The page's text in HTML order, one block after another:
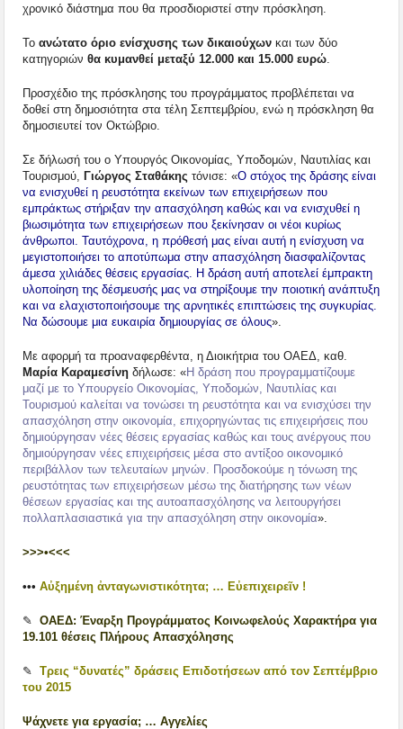
χρονικό διάστημα που θα προσδιοριστεί στην πρόσκληση.
Τοανώτατο όριο ενίσχυσης των δικαιούχων και των δύο
κατηγοριώνθα κυμανθεί μεταξύ 12.000 και 15.000 ευρώ
Προσχέδιο της πρόσκλησης του προγράμματος προβλέπεται να
δοθεί στη δημοσιότητα στα τέλη Σεπτεμβρίου, ενώ η πρόσκληση θα
δημοσιευτεί τον Οκτώβριο.
Σε δήλωσή του ο Υπουργός Οικονομίας, Υποδομών, Ναυτιλίας και
Τουρισμού,
Γιώργος Σταθάκης τόνισε: «Ο στόχος της δράσης είναι
να ενισχυθεί η ρευστότητα εκείνων των επιχειρήσεων που
εμπράκτως στήριξαν την απασχόληση καθώς και να ενισχυθεί η
βιωσιμότητα των επιχειρήσεων που ξεκίνησαν οι νέοι κυρίως
άνθρωποι. Ταυτόχρονα, η πρόθεσή μας είναι αυτή η ενίσχυση να
μεγιστοποιήσει το αποτύπωμα στην απασχόληση διασφαλίζοντας
άμεσα χιλιάδες θέσεις εργασίας. Η δράση αυτή αποτελεί έμπρακτη
υλοποίηση της δέσμευσής μας να στηρίξουμε την ποιοτική ανάπτυξη
και να ελαχιστοποιήσουμε της αρνητικές επιπτώσεις της συγκυρίας.
Να δώσουμε μια ευκαιρία δημιουργίας σε όλους».
Με αφορμή τα προαναφερθέντα, η Διοικήτρια του ΟΑΕΔ, καθ.
Μαρία Καραμεσίνη δήλωσε: «Η δράση που προγραμματίζουμε
μαζί με το Υπουργείο Οικονομίας, Υποδομών, Ναυτιλίας και
Τουρισμού καλείται να τονώσει τη ρευστότητα και να ενισχύσει την
απασχόληση στην οικονομία, επιχορηγώντας τις επιχειρήσεις που
δημιούργησαν νέες θέσεις εργασίας καθώς και τους ανέργους που
δημιούργησαν νέες επιχειρήσεις μέσα στο αντίξοο οικονομικό
περιβάλλον των τελευταίων μηνών. Προσδοκούμε η τόνωση της
ρευστότητας των επιχειρήσεων μέσω της διατήρησης των νέων
θέσεων εργασίας και της αυτοαπασχόλησης να λειτουργήσει
πολλαπλασιαστικά για την απασχόληση στην οικονομία».
>>>•<<<
•••Αὐξημένη ἀνταγωνιστικότητα; … Εὐεπιχειρεῖν !
✎ΟΑΕΔ: Έναρξη Προγράμματος Κοινωφελούς Χαρακτήρα για
19.101 θέσεις Πλήρους Απασχόλησης
✎Τρεις “δυνατές” δράσεις Επιδοτήσεων από τον Σεπτέμβριο
του 2015
Ψάχνετε για εργασία; … Αγγελίες